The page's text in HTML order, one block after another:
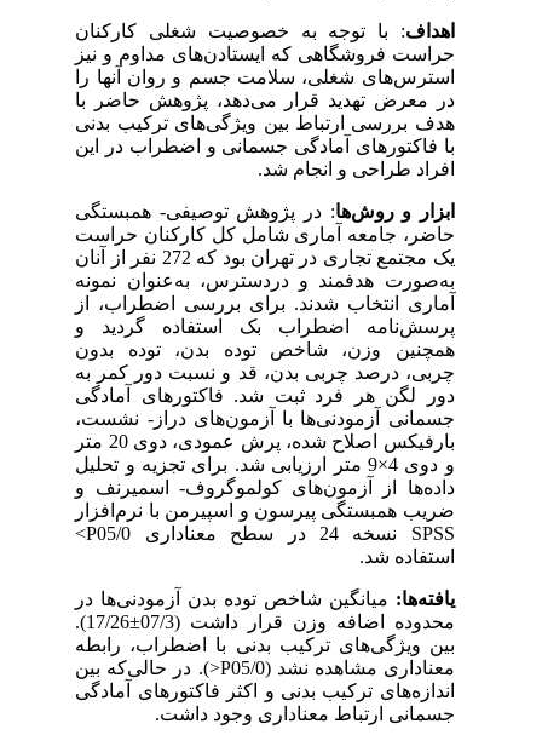
اهداف: با توجه به خصوصیت شغلی کارکنان
حراست فروشگاهی که ایستادنهای مداوم و نیز
استرسهای شغلی، سلامت جسم و روان آنها را
در معرض تهدید قرار میدهد، پژوهش حاضر با
هدف بررسی ارتباط بین ویژگیهای ترکیب بدنی
با فاکتورهای آمادگی جسمانی و اضطراب در این
افراد طراحی و انجام شد.
ابزار و روشها: در پژوهش توصیفی- همبستگی
حاضر، جامعه آماری شامل کل کارکنان حراست
یک مجتمع تجاری در تهران بود که 272 نفر از آنان
بهصورت هدفمند و دردسترس، بهعنوان نمونه
آماری انتخاب شدند. برای بررسی اضطراب، از
پرسشنامه اضطراب بک استفاده گردید و
همچنین وزن، شاخص توده بدن، توده بدون
چربی، درصد چربی بدن، قد و نسبت دور کمر به
دور لگن هر فرد ثبت شد. فاکتورهای آمادگی
جسمانی آزمودنیها با آزمونهای دراز- نشست،
بارفیکس اصلاح
شده، پرش عمودی، دوی 20 متر
و دوی 4×9 متر ارزیابی شد. برای تجزیه و تحلیل
دادهها از آزمونهای کولموگروف- اسمیرنف و
ضریب همبستگی پیرسون و اسپیرمن با نرم افزار
SPSSنسخه 24 در سطح معناداری 05/0 ‌P
<
استفاده شد.
یافتهها:میانگین شاخص توده بدن آزمودنیها در
محدوده اضافه وزن قرار داشت (07/3±17/26).
بین ویژگیهای ترکیب بدنی با اضطراب، رابطه
معناداری مشاهده نشد (05/0
‌P
>). درحالیکه بین
اندازه های ترکیب بدنی و اکثر فاکتورهای آمادگی
جسمانی ارتباط معناداری وجود داشت.